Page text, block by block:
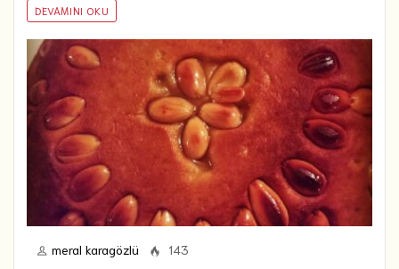
DEVAMINI OKU
meral karagözlü 143